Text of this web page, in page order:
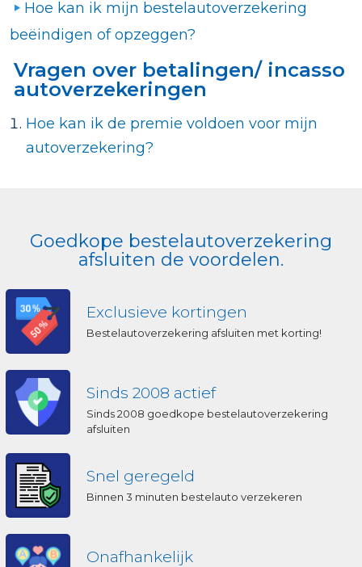
Hoe kan ik mijn bestelautoverzekering
beëindigen of opzeggen?
Vragen over betalingen/ incasso
autoverzekeringen
Hoe kan ik de premie voldoen voor mijn
autoverzekering?
Goedkope bestelautoverzekering
afsluiten de voordelen.
Exclusieve kortingen
Bestelautoverzekering afsluiten met korting!
Sinds 2008 actief
Sinds 2008 goedkope bestelautoverzekering
afsluiten
Snel geregeld
Binnen 3 minuten bestelauto verzekeren
Onafhankelijk